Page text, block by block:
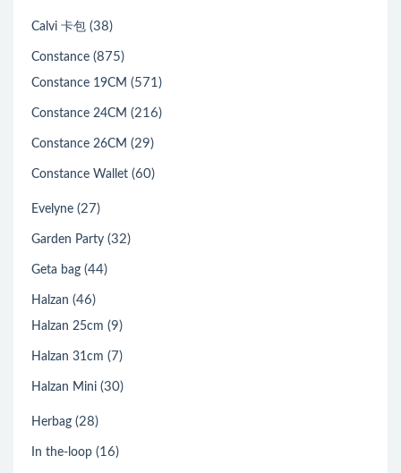
Calvi 卡包 (38)
Constance (875)
Constance 19CM (571)
Constance 24CM (216)
Constance 26CM (29)
Constance Wallet (60)
Evelyne (27)
Garden Party (32)
Geta bag (44)
Halzan (46)
Halzan 25cm (9)
Halzan 31cm (7)
Halzan Mini (30)
Herbag (28)
In the-loop (16)